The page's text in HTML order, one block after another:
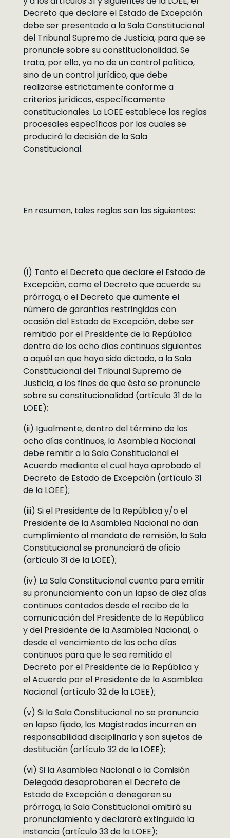
Decreto que declare el Estado de Excepción
debe ser presentado a la Sala Constitucional
del Tribunal Supremo de Justicia, para que se
pronuncie sobre su constitucionalidad. Se
trata, por ello, ya no de un control político,
sino de un control jurídico, que debe
realizarse estrictamente conforme a
criterios jurídicos, específicamente
constitucionales. La LOEE establece las reglas
procesales específicas por las cuales se
producirá la decisión de la Sala
Constitucional.
En resumen, tales reglas son las siguientes:
(i) Tanto el Decreto que declare el Estado de
Excepción, como el Decreto que acuerde su
prórroga, o el Decreto que aumente el
número de garantías restringidas con
ocasión del Estado de Excepción, debe ser
remitido por el Presidente de la República
dentro de los ocho días continuos siguientes
a aquél en que haya sido dictado, a la Sala
Constitucional del Tribunal Supremo de
Justicia, a los fines de que ésta se pronuncie
sobre su constitucionalidad (artículo 31 de la
LOEE);
(ii) Igualmente, dentro del término de los
ocho días continuos, la Asamblea Nacional
debe remitir a la Sala Constitucional el
Acuerdo mediante el cual haya aprobado el
Decreto de Estado de Excepción (artículo 31
de la LOEE);
(iii) Si el Presidente de la República y/o el
Presidente de la Asamblea Nacional no dan
cumplimiento al mandato de remisión, la Sala
Constitucional se pronunciará de oficio
(artículo 31 de la LOEE);
(iv) La Sala Constitucional cuenta para emitir
su pronunciamiento con un lapso de diez días
continuos contados desde el recibo de la
comunicación del Presidente de la República
y del Presidente de la Asamblea Nacional, o
desde el vencimiento de los ocho días
continuos para que le sea remitido el
Decreto por el Presidente de la República y
el Acuerdo por el Presidente de la Asamblea
Nacional (artículo 32 de la LOEE);
(v) Si la Sala Constitucional no se pronuncia
en lapso fijado, los Magistrados incurren en
responsabilidad disciplinaria y son sujetos de
destitución (artículo 32 de la LOEE);
(vi) Si la Asamblea Nacional o la Comisión
Delegada desaprobaren el Decreto de
Estado de Excepción o denegaren su
prórroga, la Sala Constitucional omitirá su
pronunciamiento y declarará extinguida la
instancia (artículo 33 de la LOEE);